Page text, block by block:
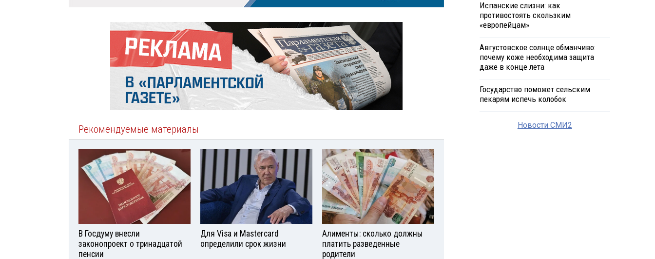
Рекомендуемые материалы
В Госдуму внесли
законопроект о тринадцатой
пенсии
Для Visа и Mastercard
определили срок жизни
Алименты: сколько должны
платить разведенные
родители
Испанские слизни: как
противостоять скользким
«европейцам»
Августовское солнце обманчиво:
почему коже необходима защита
даже в конце лета
Государство поможет сельским
пекарям испечь колобок
Новости СМИ2